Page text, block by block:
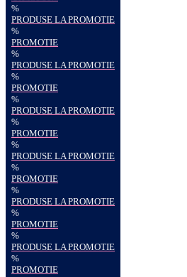
%
PRODUSE LA PROMOTIE
%
PROMOTIE
%
PRODUSE LA PROMOTIE
%
PROMOTIE
%
PRODUSE LA PROMOTIE
%
PROMOTIE
%
PRODUSE LA PROMOTIE
%
PROMOTIE
%
PRODUSE LA PROMOTIE
%
PROMOTIE
%
PRODUSE LA PROMOTIE
%
PROMOTIE